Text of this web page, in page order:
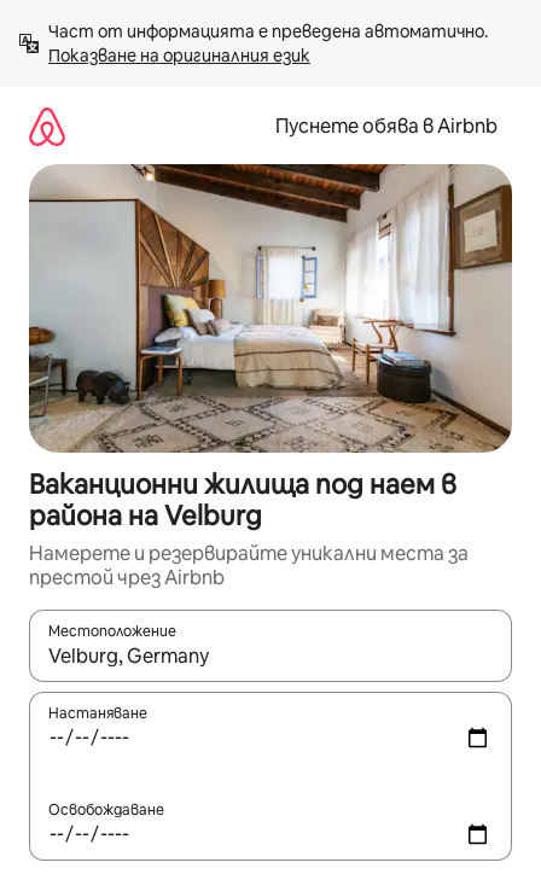
към
съдържанието
Показване на оригиналния език
Пуснете обява в Airbnb
Ваканционни жилища под наем в
района на Velburg
Намерете и резервирайте уникални места за
престой чрез Airbnb
Местоположение
Когато резултатите се покажат, използвайте
Настаняване
Освобождаване